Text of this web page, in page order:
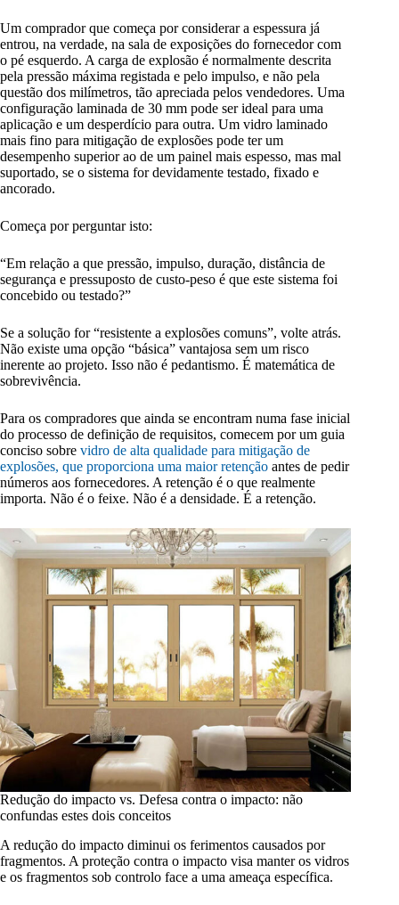
Um comprador que começa por considerar a espessura já
entrou, na verdade, na sala de exposições do fornecedor com
o pé esquerdo. A carga de explosão é normalmente descrita
pela pressão máxima registada e pelo impulso, e não pela
questão dos milímetros, tão apreciada pelos vendedores. Uma
configuração laminada de 30 mm pode ser ideal para uma
aplicação e um desperdício para outra. Um vidro laminado
mais fino para mitigação de explosões pode ter um
desempenho superior ao de um painel mais espesso, mas mal
suportado, se o sistema for devidamente testado, fixado e
ancorado.
Começa por perguntar isto:
“Em relação a que pressão, impulso, duração, distância de
segurança e pressuposto de custo-peso é que este sistema foi
concebido ou testado?”
Se a solução for “resistente a explosões comuns”, volte atrás.
Não existe uma opção “básica” vantajosa sem um risco
inerente ao projeto. Isso não é pedantismo. É matemática de
sobrevivência.
Para os compradores que ainda se encontram numa fase inicial
do processo de definição de requisitos, comecem por um guia
conciso sobre vidro de alta qualidade para mitigação de
explosões, que proporciona uma maior retenção antes de pedir
números aos fornecedores. A retenção é o que realmente
importa. Não é o feixe. Não é a densidade. É a retenção.
Redução do impacto vs. Defesa contra o impacto: não
confundas estes dois conceitos
A redução do impacto diminui os ferimentos causados por
fragmentos. A proteção contra o impacto visa manter os vidros
e os fragmentos sob controlo face a uma ameaça específica.